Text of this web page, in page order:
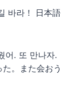
바라！ 日本語
어. 또 만나자.
。また会おう